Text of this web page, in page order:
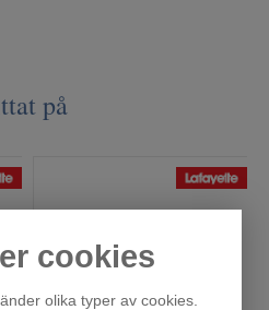
cookies
olika typer av cookies.
på